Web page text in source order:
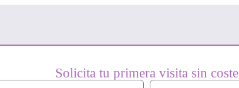
Solicita tu primera visita sin coste